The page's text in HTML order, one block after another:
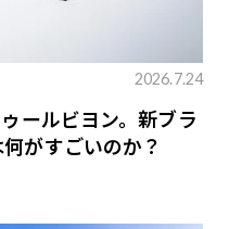
2026.7.24
ールビヨン。新ブラ
がすごいのか？